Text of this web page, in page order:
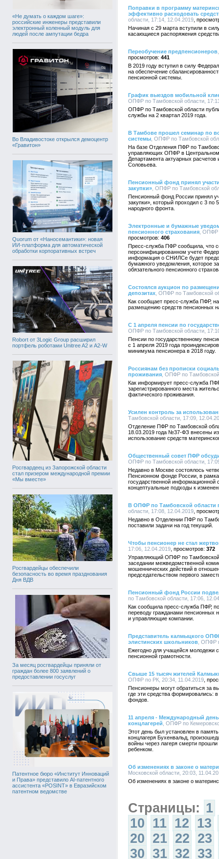
«Не думать о каждом шаге»:
российские инженеры представили
электронный коленный модуль для
людей после ампутации бедра
Во Владивостоке открылся демоцентр
«Гравитон»
Quorum от «Наносемантики»: новая
ИИ-платформа для автоматической
обработки корпоративных встреч
Robort от 3Logic Group расширил
портфель роботами Unitree A2 и A2-W
Росгвардеец из Запорожской области
стал призером международной премии
«Мы вместе»
Росгвардейцы обеспечили
безопасность во время празднования
Дня ВДВ
За месяц росгвардейцы приняли от
граждан более 800 заявлений о
предоставлении госуслуг
Патентное бюро «Институт Инноваций
и Права» представило AI-патентного
ассистента «POSINT» в Евразийском
патентном ведомстве
Поправки в программу
эффективно расходовать
области, 17:14, 12.04.2019
Начиная с 29 марта вступили в
касающиеся распоряжения
Переобучение предпенсионеров
441
В 2019 году вступил в силу
на обеспечение
пенсионной системы.
График выездов мобильной
ОПФР по Тамбовской области,
ОПФР по Тамбовской области
службы на 2 квартал 2019 года.
В Тамбове прошел семинар по
системы , ОПФР по Тамбовской
На базе Отделения ПФР по
управляющих ОПФР в Центральном
Департамента актуарных расчетов
Соловьева.
Пенсионный фонд принял
закупки» , ОПФР по Тамбовской
Пенсионный фонд России принял
закупки», который проходил с 3
народного фронта.
Электронные и бумажные
пенсионного страхования , ОПФР
406
Пресс-служба ПФР сообщила, что
персонифицированном учете
информация о СНИЛСе будет
бумажного уведомления, которое
обязательного пенсионного
Состоялся аукцион по
депозитах , ОПФР по Тамбовской
Как сообщает пресс-служба ПФР,
размещению средств пенсионных
С 1 апреля пенсии по
ОПФР по Тамбовской области,
Пенсии по государственному
с 1 апреля 2019 года
минимума пенсионера в 2018 году.
Россиянам без прописки
проживания , ОПФР по
Как информирует пресс-служба
зарегистрированного места
фактического проживания.
Усилен контроль за
Тамбовской области, 17:09,
Отделение ПФР по Тамбовской
18.03.2019 года №37-ФЗ внесены
использование средств
Общественный совет ПФР
ОПФР по Тамбовской области,
Недавно в Москве состоялось
Пенсионном фонде России, в
государственной
концептуальные подходы к
В ОПФР по Тамбовской области
области, 17:08, 12.04.2019
Недавно в Отделении ПФР по
поставили задачи на год текущий.
Чтобы пенсионер не стал
17:06, 12.04.2019
372
Управляющий ОПФР по Тамбовской
заседании межведомственной
мошеннических действий в
председательством первого
Пенсионный фонд России
по Тамбовской области, 17:06,
Как сообщила пресс-служба ПФР,
переводу гражданами пенсионных
и управляющие компании.
Представитель калмыцкого
элистинских школьников , ОПФР
Ежегодно для учащейся молодежи
пенсионной грамотности.
Свыше 15 тысяч жителей
ОПФР по РК, 20:34, 11.04.2019
Пенсионеры могут обратиться за
где эти средства формировались:
фондов.
11 апреля - Международный
концлагерей , ОПФР по
Этот день был установлен в
концлагеря Бухенвальд,
войны через лагеря смерти
ребенком.
Об изменениях в законе о
Московской области, 20:03,
Об изменениях в законе о
Страницы: 1
10 11 12 13
20 21 22 23
30 31 32 33